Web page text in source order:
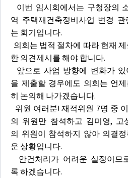
이번 임시회에서는 구청장의
역 주택재건축정비사업 변경
는 회기입니다.
의회는 법적 절차에 따라 현재
한 의견제시를 해야 합니다.
앞으로 사업 방향에 변화가
을 제출할 경우에도 의회는 언
히 논의해 나가겠습니다.
위원 여러분! 재적위원 7명 중
의 위원만 참석하고 김미영, 고
의 위원이 참석하지 않아 의결
운 상황입니다.
안건처리가 어려운 실정이므
록 하겠습니다.